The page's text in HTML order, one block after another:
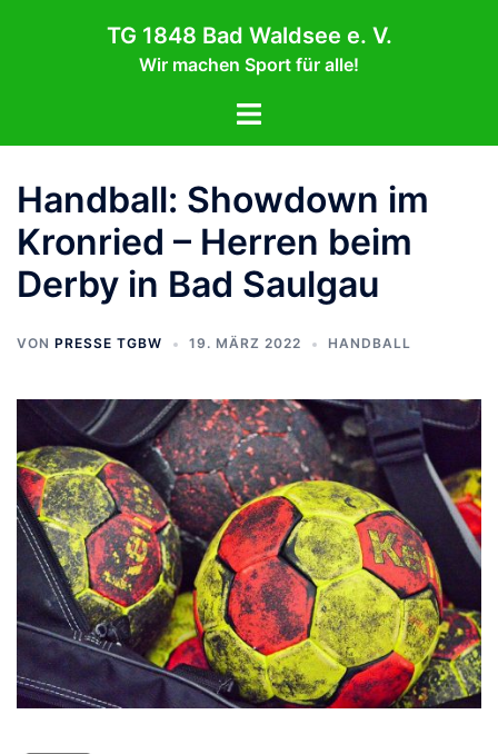
TG 1848 Bad Waldsee e. V.
Wir machen Sport für alle!
Menü
Handball: Showdown im
Kronried – Herren beim
Derby in Bad Saulgau
VON PRESSE TGBW 19. MÄRZ 2022 HANDBALL